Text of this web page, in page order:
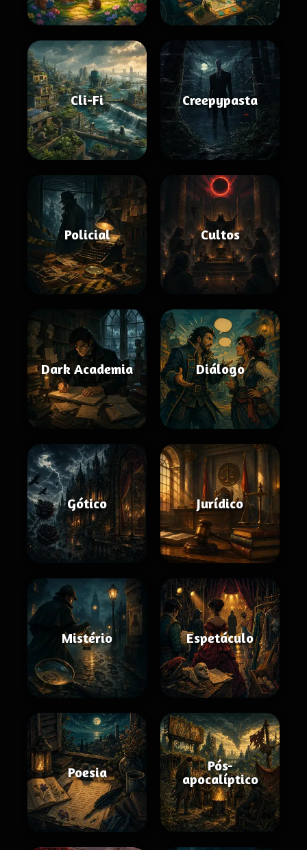
Cli-Fi Creepypasta
Policial Cultos
Dark Academia Diálogo
Gótico Jurídico
Mistério Espetáculo
Poesia
Pós-
apocalíptico